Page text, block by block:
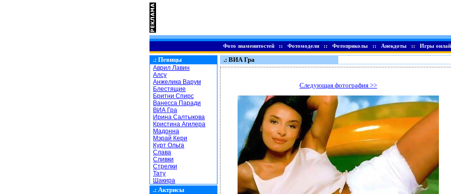
Фото знаменитостей:: Фотомодели:: Фотоприколы:: Анекдоты:: Игры
.: Певицы
Аврил Лавин
Алсу
Анжелика Варум
Блестящие
Бритни Спирс
Ванесса Паради
ВИА Гра
Ирина Салтыкова
Кристина Агилера
Мадонна
Мэрай Кери
Курт Ольга
Слава
Сливки
Стрелки
Тату
Шакира
.: Актрисы
.: ВИА Гра
Следующая фотография >>